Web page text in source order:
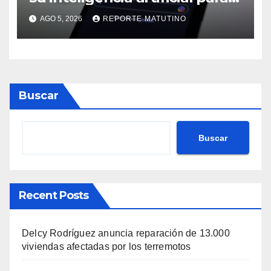
poder competir con OpenAI y
Anthropic
AGO 5, 2026 REPORTE MATUTINO
Buscar
Buscar
Recent Posts
Delcy Rodríguez anuncia reparación de 13.000
viviendas afectadas por los terremotos